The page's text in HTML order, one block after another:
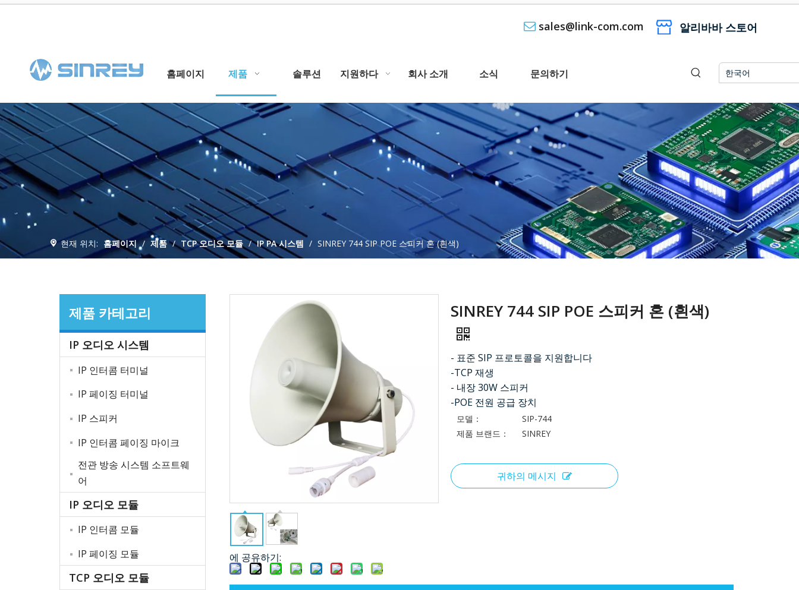
 sales@link-com.com 알리바바 스토어
홈페이지 제품 솔루션 지원하다 회사 소개 소식 문의하기 한국어
현재 위치: 홈페이지 / 제품 / TCP 오디오 모듈 / IP PA 시스템 / SINREY 744 SIP POE 스피커 혼 (흰색)
제품 카테고리
IP 오디오 시스템
IP 인터콤 터미널
IP 페이징 터미널
IP 스피커
IP 인터콤 페이징 마이크
전관 방송 시스템 소프트웨
어
IP 오디오 모듈
IP 인터콤 모듈
IP 페이징 모듈
TCP 오디오 모듈
에 공유하기:
SINREY 744 SIP POE 스피커 혼 (흰색)
- 표준 SIP 프로토콜을 지원합니다
-TCP 재생
- 내장 30W 스피커
-POE 전원 공급 장치
모델：
SIP-744
제품 브랜드：
SINREY
귀하의 메시지